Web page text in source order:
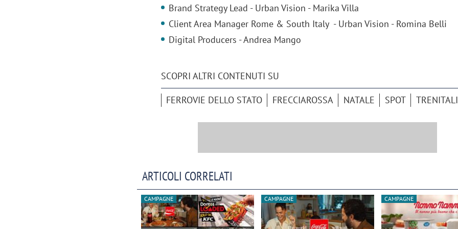
Brand Strategy Lead - Urban Vision - Marika Villa
Client Area Manager Rome & South Italy - Urban Vision - Romina Belli
Digital Producers - Andrea Mango
SCOPRI ALTRI CONTENUTI SU
FERROVIE DELLO STATO FRECCIAROSSA NATALE SPOT
ARTICOLI CORRELATI
CAMPAGNE CAMPAGNE CAMPAGNE